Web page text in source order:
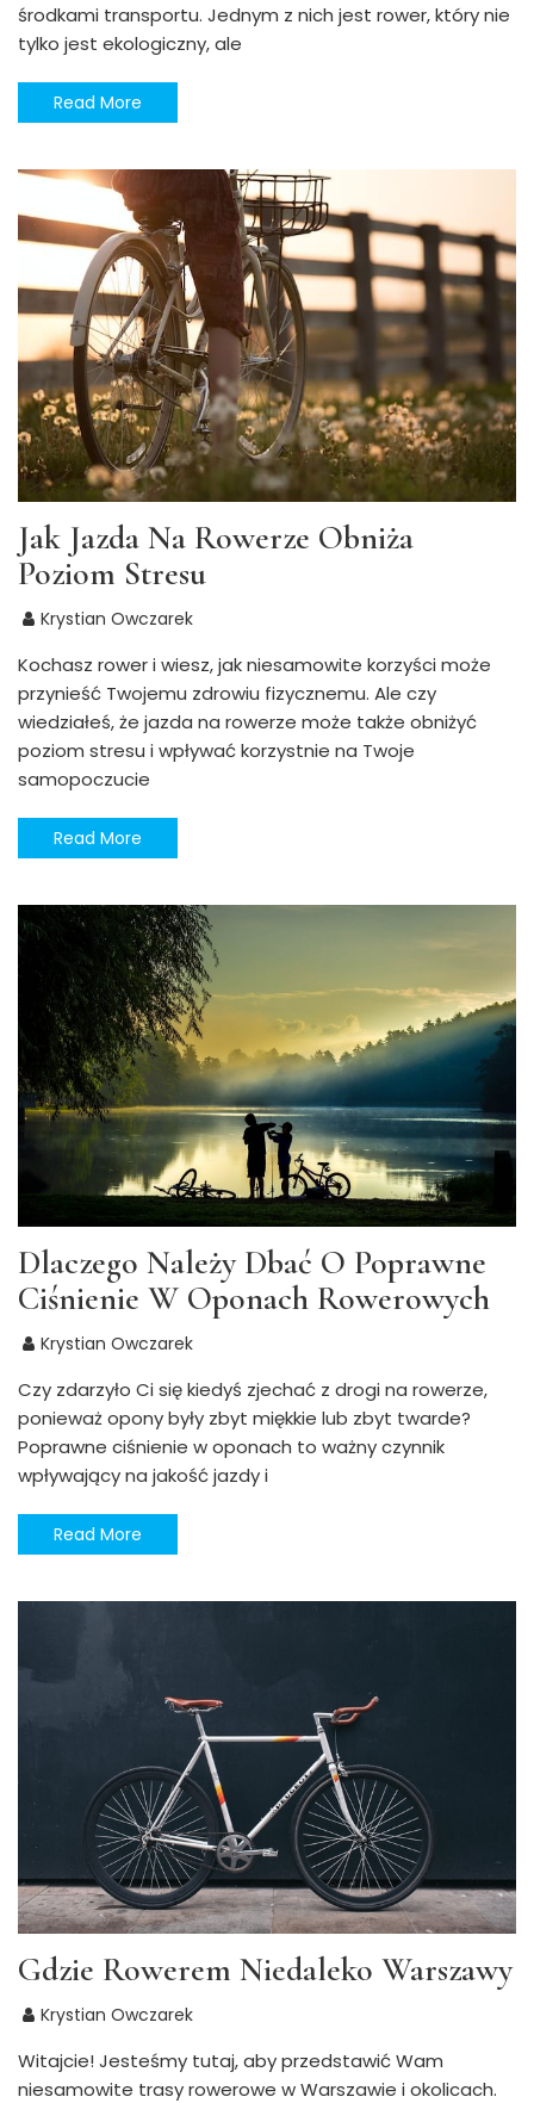
środkami transportu. Jednym z nich jest rower, który nie
tylko jest ekologiczny, ale
Read More
Jak Jazda Na Rowerze Obniża
Poziom Stresu
Krystian Owczarek
Kochasz rower i wiesz, jak niesamowite korzyści może
przynieść Twojemu zdrowiu fizycznemu. Ale czy
wiedziałeś, że jazda na rowerze może także obniżyć
poziom stresu i wpływać korzystnie na Twoje
samopoczucie
Read More
Dlaczego Należy Dbać O Poprawne
Ciśnienie W Oponach Rowerowych
Krystian Owczarek
Czy zdarzyło Ci się kiedyś zjechać z drogi na rowerze,
ponieważ opony były zbyt miękkie lub zbyt twarde?
Poprawne ciśnienie w oponach to ważny czynnik
wpływający na jakość jazdy i
Read More
Gdzie Rowerem Niedaleko Warszawy
Krystian Owczarek
Witajcie! Jesteśmy tutaj, aby przedstawić Wam
niesamowite trasy rowerowe w Warszawie i okolicach.